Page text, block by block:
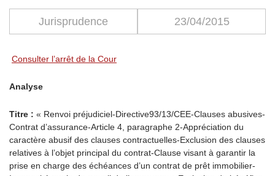
Jurisprudence 23/04/2015
Consulter l’arrêt de la Cour
Analyse
Titre : « Renvoi préjudiciel-Directive93/13/CEE-Clauses abusives-
Contrat d’assurance-Article 4, paragraphe 2-Appréciation du
caractère abusif des clauses contractuelles-Exclusion des clauses
relatives à l’objet principal du contrat-Clause visant à garantir la
prise en charge des échéances d’un contrat de prêt immobilier-